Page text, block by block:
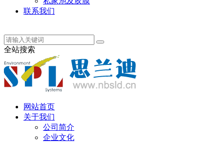
联系我们
全站搜索
网站首页
关于我们
公司简介
企业文化